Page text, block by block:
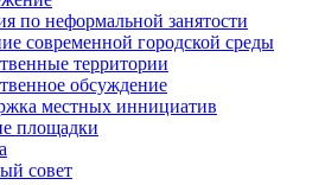
по неформальной занятости
современной городской среды
территории
обсуждение
местных иннициатив
площадки
совет